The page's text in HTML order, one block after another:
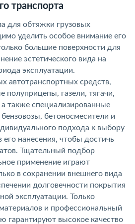
транспорта
для обтяжки грузовых
уделить особое внимание его
большие поверхности для
эстетического вида на
эксплуатации.
автотранспортных средств,
полуприцепы, газели, тягачи,
также специализированные
бетоносмесители и
подхода к выбору
его нанесения, чтобы достичь
Тщательный подбор
применение играют
в сохранении внешнего вида
долговечности покрытия
эксплуатации. Только
и профессиональный
гарантируют высокое качество